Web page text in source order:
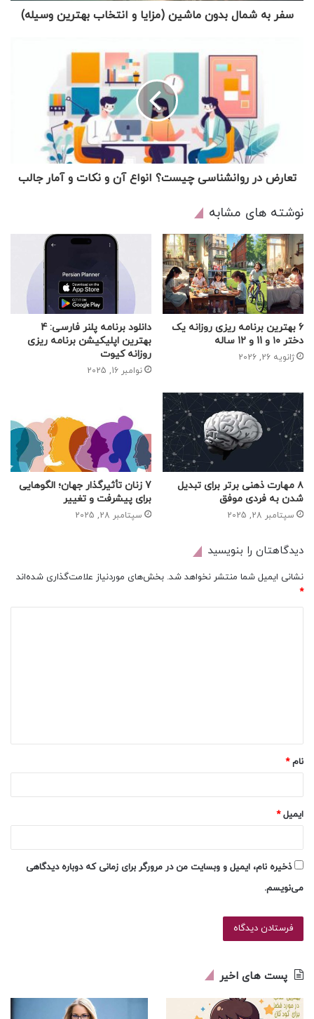
سفر به شمال بدون ماشین (مزایا و انتخاب بهترین وسیله)
تعارض در روانشناسی چیست؟ انواع آن و نکات و آمار جالب
نوشته های مشابه
6 بهترین برنامه ریزی روزانه یک
دختر ۱۰ و 11 و 12 ساله
ژانویه 26, 2026
دانلود برنامه پلنر فارسی: 4
بهترین اپلیکیشن برنامه ریزی
روزانه کیوت
نوامبر 16, 2025
۸ مهارت ذهنی برتر برای تبدیل
شدن به فردی موفق
سپتامبر 28, 2025
7 زنان تأثیرگذار جهان؛ الگوهایی
برای پیشرفت و تغییر
سپتامبر 28, 2025
دیدگاهتان را بنویسید
نشانی ایمیل شما منتشر نخواهد شد. بخش‌های موردنیاز علامت‌گذاری شده‌اند
*
*
نام*
ایمیل*
ذخیره نام، ایمیل و وبسایت من در مرورگر برای زمانی که دوباره دیدگاهی
می‌نویسم.
پست های اخیر